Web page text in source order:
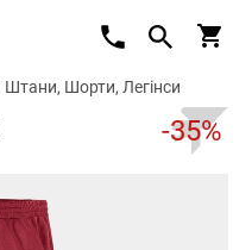
Штани, Шорти, Легінси
-35%